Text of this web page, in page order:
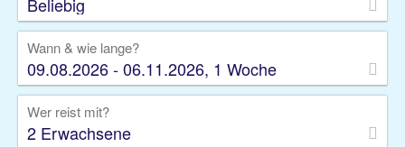
Wann & wie lange?
09.08.2026 - 06.11.2026, 1 Woche
Wer reist mit?
2 Erwachsene